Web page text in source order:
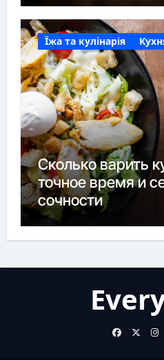
Їжа та кулінарія
Сколько варить
точное время и
сочности